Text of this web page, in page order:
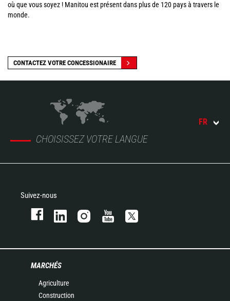
où que vous soyez ! Manitou est présent dans plus de 120 pays à travers le
monde.
CONTACTEZ VOTRE CONCESSIONAIRE
CHOISISSEZ VOTRE LANGUE
FR
Suivez-nous
MARCHÉS
Agriculture
Construction